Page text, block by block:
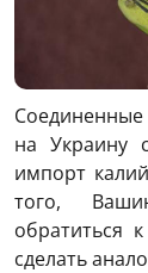
на Украину
импорт
того,
обратиться
сделать